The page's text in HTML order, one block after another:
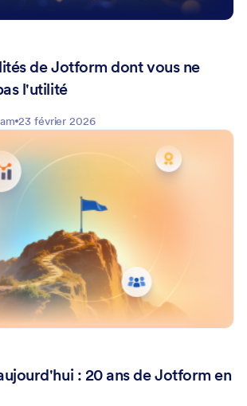
de Jotform dont vous ne
l'utilité
23 février 2026
: 20 ans de Jotform en